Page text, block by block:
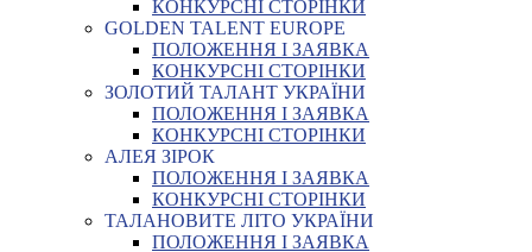
КОНКУРСНІ СТОРІНКИ
GOLDEN TALENT EUROPE
ПОЛОЖЕННЯ І ЗАЯВКА
КОНКУРСНІ СТОРІНКИ
ЗОЛОТИЙ ТАЛАНТ УКРАЇНИ
ПОЛОЖЕННЯ І ЗАЯВКА
КОНКУРСНІ СТОРІНКИ
АЛЕЯ ЗІРОК
ПОЛОЖЕННЯ І ЗАЯВКА
КОНКУРСНІ СТОРІНКИ
ТАЛАНОВИТЕ ЛІТО УКРАЇНИ
ПОЛОЖЕННЯ І ЗАЯВКА